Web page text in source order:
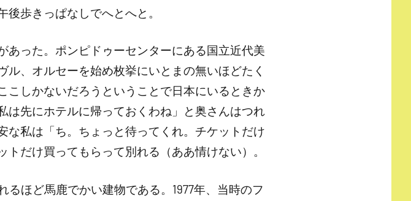
歩きっぱなしでへとへと。
った。ポンピドゥーセンターにある国立近代美
、オルセーを始め枚挙にいとまの無いほどたく
こしかないだろうということで日本にいるときか
は先にホテルに帰っておくわね」と奥さんはつれ
私は「ち。ちょっと待ってくれ。チケットだけ
だけ買ってもらって別れる（ああ情けない）。
ほど馬鹿でかい建物である。1977年、当時のフ